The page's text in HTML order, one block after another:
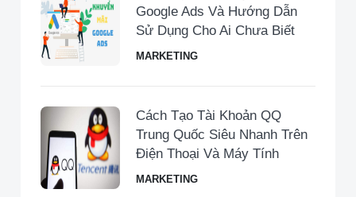
Google Ads Và Hướng Dẫn
Sử Dụng Cho Ai Chưa Biết
MARKETING
Cách Tạo Tài Khoản QQ
Trung Quốc Siêu Nhanh Trên
Điện Thoại Và Máy Tính
MARKETING